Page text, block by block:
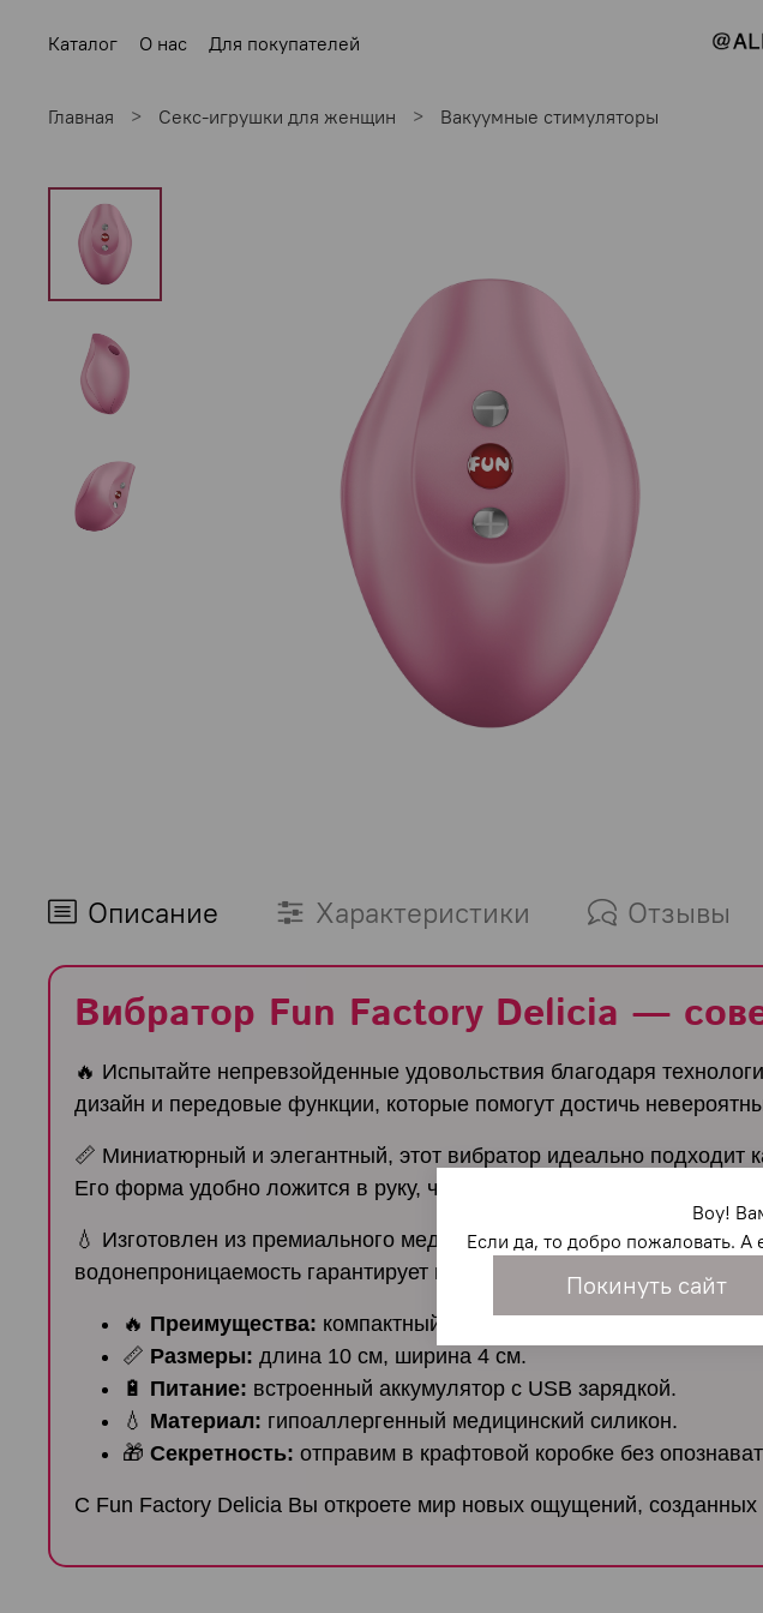
Каталог О нас Для покупателей
Главная Секс-игрушки для женщин Вакуумные стимуляторы
Описание Характеристики Отзывы
Вибратор Fun Factory Delicia —
🔥 Испытайте непревзойденные удовольствия благодаря
дизайн и передовые функции, которые помогут достичь
📏 Миниатюрный и элегантный, этот вибратор идеально подходит
Его форма удобно ложится в руку, что обеспечивает максимальное
💧 Изготовлен из премиального медицинского силикона, Delicia
водонепроницаемость гарантирует новые грани удовольствия
🔥 Преимущества: компактный, бесшумный, мощный.
📏 Размеры: длина 10 см, ширина 4 см.
🔋 Питание: встроенный аккумулятор с USB зарядкой.
💧 Материал: гипоаллергенный медицинский силикон.
🎁 Секретность: отправим в крафтовой коробке без
С Fun Factory Delicia Вы откроете мир новых ощущений,
Воу!
Если да, то добро пожаловать.
Покинуть сайт